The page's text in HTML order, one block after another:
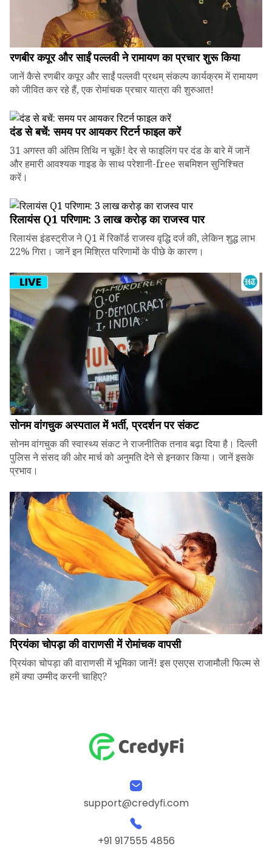
रणबीर कपूर और साईं पल्लवी ने रामायण का प्रचार शुरू किया
जानें कैसे रणबीर कपूर और साईं पल्लवी प्रथम् संकल्प कार्यक्रम में रामायण
को जीवित कर रहे हैं, एक रोमांचक प्रचार यात्रा की शुरुआत!
दंड से बचें: समय पर आयकर रिटर्न फाइल करें
31 अगस्त की अंतिम तिथि न चूकें! देर से फाइलिंग पर दंड के बारे में जानें
और हमारी आवश्यक गाइड के साथ परेशानी-free सबमिशन सुनिश्चित
करें।
रिलायंस Q1 परिणाम: ₹3 लाख करोड़ का राजस्व पार
रिलायंस इंडस्ट्रीज ने Q1 में रिकॉर्ड राजस्व वृद्धि दर्ज की, लेकिन शुद्ध लाभ
22% गिरा। जानें इन मिश्रित परिणामों के पीछे के कारण।
सोनम वांगचुक अस्पताल में भर्ती, प्रदर्शन पर संकट
सोनम वांगचुक की स्वास्थ्य संकट ने राजनीतिक तनाव बढ़ा दिया है। दिल्ली
पुलिस ने संसद की ओर मार्च को अनुमति देने से इनकार किया। जानें इसके
प्रभाव।
प्रियंका चोपड़ा की वाराणसी में रोमांचक वापसी
प्रियंका चोपड़ा की वाराणसी में भूमिका जानें! इस एसएस राजामौली फिल्म से
हमें क्या उम्मीद करनी चाहिए?
support@credyfi.com
+91 917555 4856